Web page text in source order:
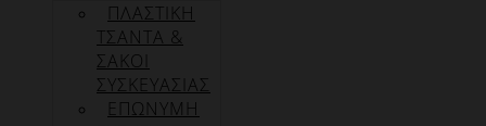
ΠΛΑΣΤΙΚΗ
ΤΣΑΝΤΑ &
ΣΑΚΟΙ
ΣΥΣΚΕΥΑΣΙΑΣ
ΕΠΏΝΥΜΗ